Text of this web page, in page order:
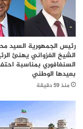
رئيس الجمهورية السيد
الشيخ الغزواني يهنئ
السنغافوري بمناسبة
بعيدها الوطني
منذ 59 دقيقة